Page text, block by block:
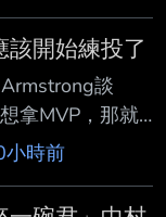
台南、品嘗美
還用中文 寫下
「台南被他拍
力」 、「歡迎
薩托里亞在
照片、他在球場
南夜市、海
開始練投了
談
拿MVP，那就
是最優先的，
有趣，承認
小時前